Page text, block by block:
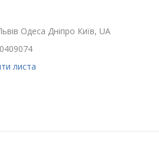
Одеса Дніпро Київ, UA
листа